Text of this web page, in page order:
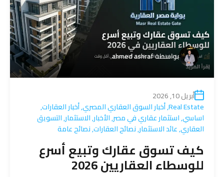
بواسطةahmed ashraf
أبريل 10, 2026
Real Estate
,أخبار السوق العقاري المصري,أخبار العقارات,
اساسي,استثمار عقاري في مصر,الأخبار,الاستثمار,التسويق
العقاري,عائد الاستثمار,نصائح العقارات,نصائح عامة
كيف تسوق عقارك وتبيع أسرع
للوسطاء العقاريين 2026